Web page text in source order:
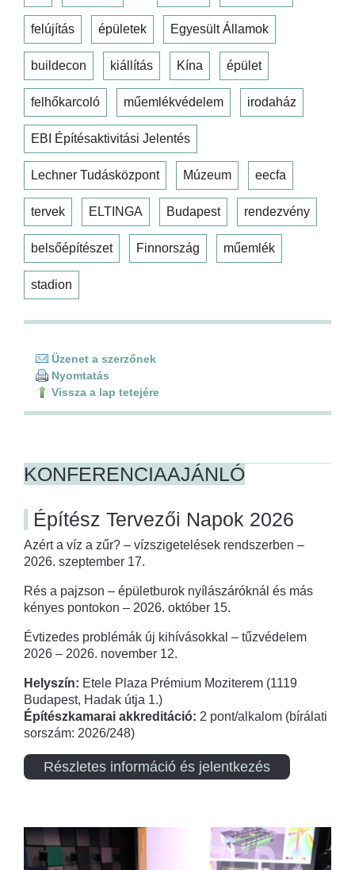
felújítás épületek Egyesült Államok
buildecon kiállítás Kína épület
felhőkarcoló műemlékvédelem irodaház
EBI Építésaktivitási Jelentés
Lechner Tudásközpont Múzeum eecfa
tervek ELTINGA Budapest rendezvény
belsőépítészet Finnország műemlék
stadion
Üzenet a szerzőnek
Nyomtatás
Vissza a lap tetejére
KONFERENCIAAJÁNLÓ
Építész Tervezői Napok 2026
Azért a víz a zűr? – vízszigetelések rendszerben –
2026. szeptember 17.
Rés a pajzson – épületburok nyílászáróknál és más
kényes pontokon – 2026. október 15.
Évtizedes problémák új kihívásokkal – tűzvédelem
2026 – 2026. november 12.
Helyszín: Etele Plaza Prémium Moziterem (1119
Budapest, Hadak útja 1.)
Építészkamarai akkreditáció: 2 pont/alkalom (bírálati
sorszám: 2026/248)
Részletes információ és jelentkezés